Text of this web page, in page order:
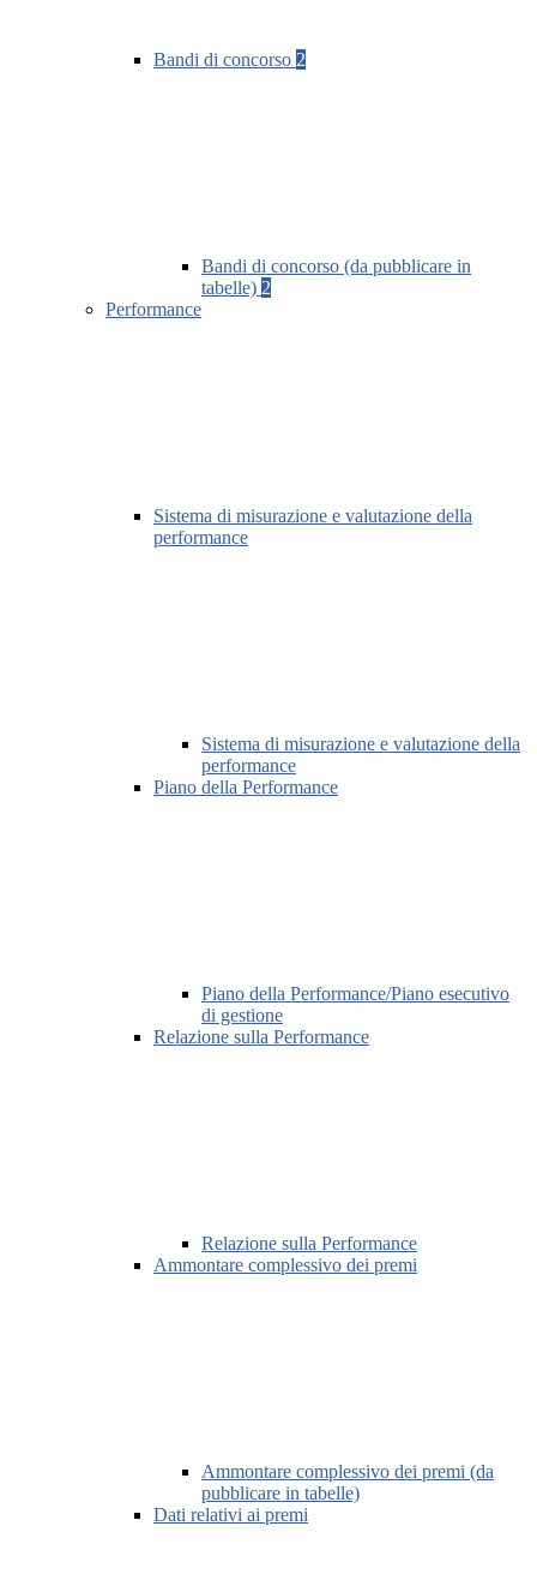
Bandi di concorso 2
Bandi di concorso (da pubblicare in
tabelle) 2
Performance
Sistema di misurazione e valutazione della
performance
Sistema di misurazione e valutazione della
performance
Piano della Performance
Piano della Performance/Piano esecutivo
di gestione
Relazione sulla Performance
Relazione sulla Performance
Ammontare complessivo dei premi
Ammontare complessivo dei premi (da
pubblicare in tabelle)
Dati relativi ai premi